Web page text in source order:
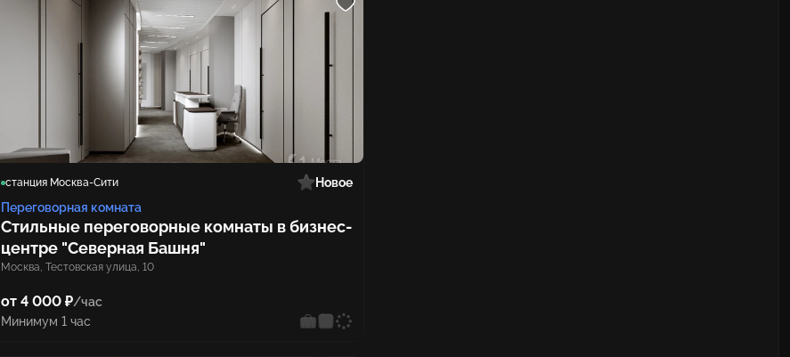
станция Москва-Сити
Новое
Переговорная комната
Стильные переговорные комнаты в бизнес-
центре "Северная Башня"
Москва, Тестовская улица, 10
от 4 000 ₽/час
Минимум 1 час